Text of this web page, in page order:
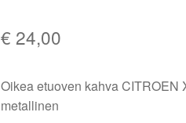
€ 24,00
Oikea etuoven kahva CITROEN
metallinen